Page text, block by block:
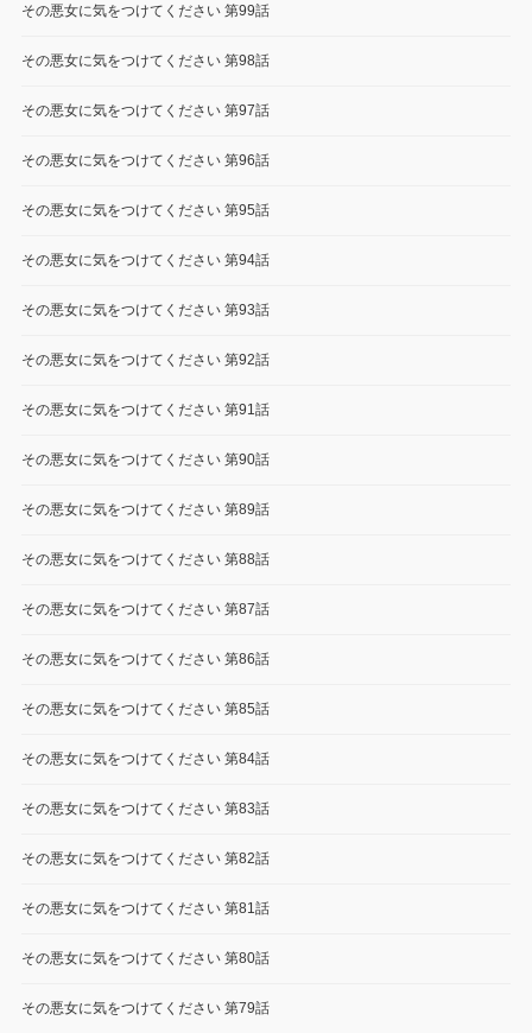
その悪女に気をつけてください 第99話
その悪女に気をつけてください 第98話
その悪女に気をつけてください 第97話
その悪女に気をつけてください 第96話
その悪女に気をつけてください 第95話
その悪女に気をつけてください 第94話
その悪女に気をつけてください 第93話
その悪女に気をつけてください 第92話
その悪女に気をつけてください 第91話
その悪女に気をつけてください 第90話
その悪女に気をつけてください 第89話
その悪女に気をつけてください 第88話
その悪女に気をつけてください 第87話
その悪女に気をつけてください 第86話
その悪女に気をつけてください 第85話
その悪女に気をつけてください 第84話
その悪女に気をつけてください 第83話
その悪女に気をつけてください 第82話
その悪女に気をつけてください 第81話
その悪女に気をつけてください 第80話
その悪女に気をつけてください 第79話